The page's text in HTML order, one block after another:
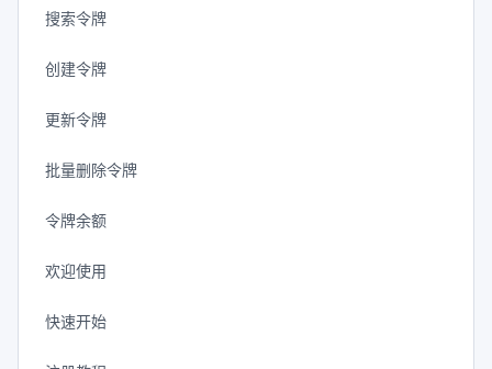
搜索令牌
创建令牌
更新令牌
批量删除令牌
令牌余额
欢迎使用
快速开始